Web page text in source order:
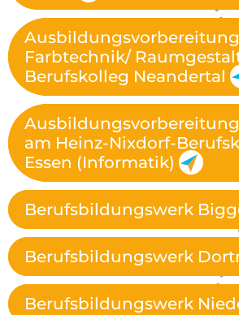
Ausbildungsvorbereitung
Farbtechnik/
Berufskolleg Neandertal
am Heinz-Nixdorf-
Essen (Informatik)
Berufsbildungswerk
Berufsbildungswerk
Berufsbildungswerk